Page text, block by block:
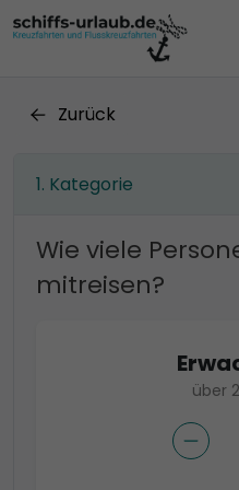
Zurück
Kategorie
Wie viele
mitreisen?
über